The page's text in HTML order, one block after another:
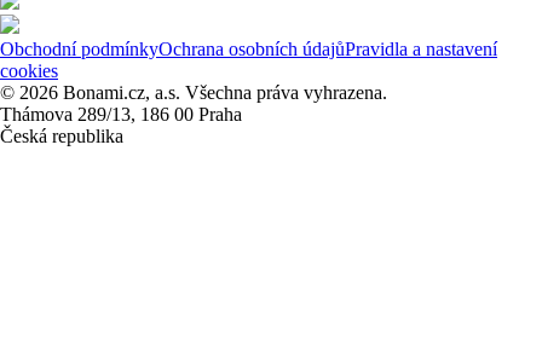
Obchodní podmínkyOchrana osobních údajůPravidla a nastavení
cookies
© 2026 Bonami.cz, a.s. Všechna práva vyhrazena.
Thámova 289/13, 186 00 Praha
Česká republika